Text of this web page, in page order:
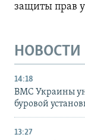
защиты прав
НОВОСТИ
14:18
ВМС Украины
буровой
13:27